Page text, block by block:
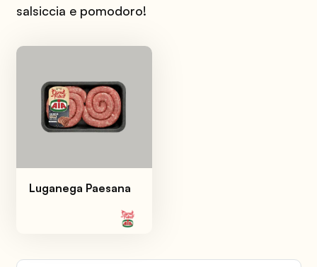
salsiccia e pomodoro!
Luganega Paesana